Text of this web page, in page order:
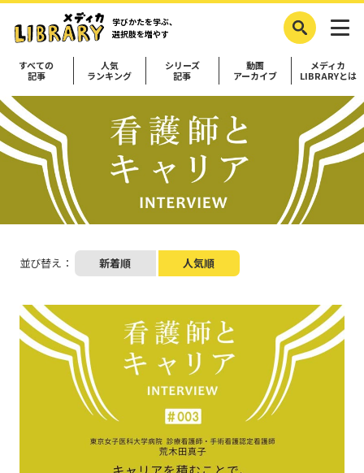
学びかたを学ぶ、
選択肢を増やす
すべての
記事
人気
ランキング
シリーズ
記事
動画
アーカイブ
メディカ
LIBRARYとは
並び替え： 新着順 人気順